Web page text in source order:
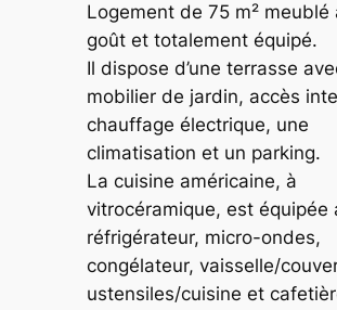
Logement de 75 m² meublé
goût et totalement équipé.
Il dispose d’une terrasse
mobilier de jardin, accès
chauffage électrique, une
climatisation et un parking.
La cuisine américaine, à
vitrocéramique, est équipée
réfrigérateur, micro-ondes,
congélateur, vaisselle/
ustensiles/cuisine et